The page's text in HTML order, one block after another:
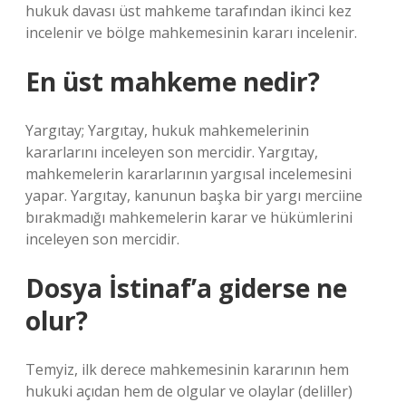
hukuk davası üst mahkeme tarafından ikinci kez
incelenir ve bölge mahkemesinin kararı incelenir.
En üst mahkeme nedir?
Yargıtay; Yargıtay, hukuk mahkemelerinin
kararlarını inceleyen son mercidir. Yargıtay,
mahkemelerin kararlarının yargısal incelemesini
yapar. Yargıtay, kanunun başka bir yargı merciine
bırakmadığı mahkemelerin karar ve hükümlerini
inceleyen son mercidir.
Dosya İstinaf’a giderse ne
olur?
Temyiz, ilk derece mahkemesinin kararının hem
hukuki açıdan hem de olgular ve olaylar (deliller)